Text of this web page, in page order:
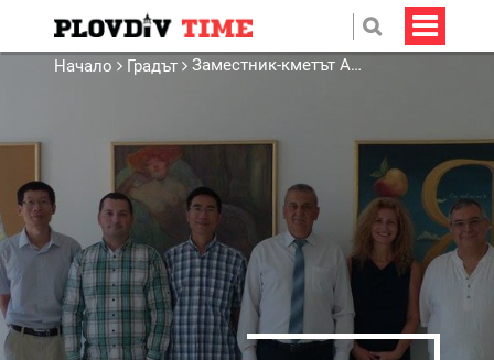
Начало Градът Заместник-кметът Александър Държиков обсъди бъдещи културни партньорства с представители на Китай